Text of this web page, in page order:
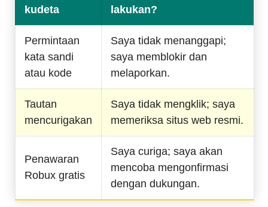
kudeta
lakukan?
Permintaan
kata sandi
atau kode
Saya tidak menanggapi;
saya memblokir dan
melaporkan.
Tautan
mencurigakan
Saya tidak mengklik; saya
memeriksa situs web resmi.
Penawaran
Robux gratis
Saya curiga; saya akan
mencoba mengonfirmasi
dengan dukungan.